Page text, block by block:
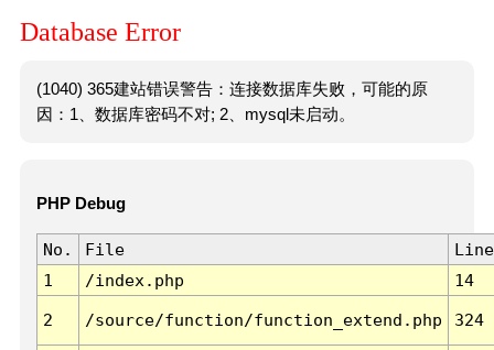
Database Error
(1040) 365建站错误警告：连接数据库失败，可能的原
因：1、数据库密码不对; 2、mysql未启动。
PHP Debug
No. File
Line
1
/index.php 14
2 /source/function/function_extend.php 324